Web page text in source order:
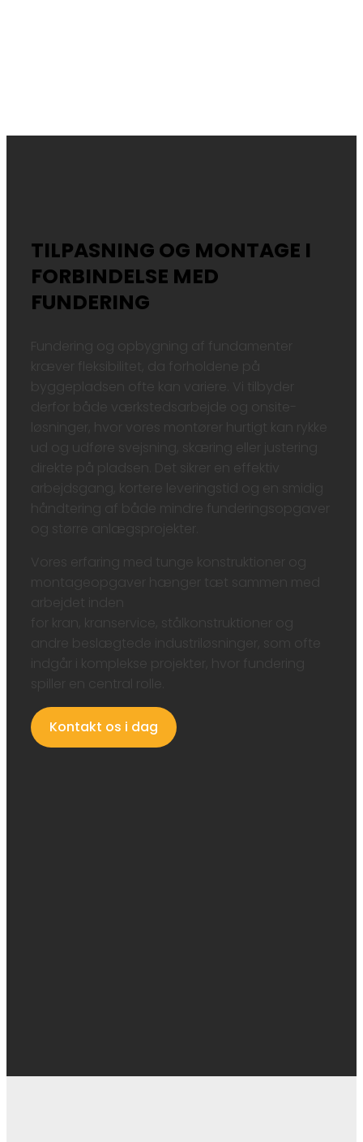
TILPASNING OG MONTAGE I
FORBINDELSE MED
FUNDERING
Fundering og opbygning af fundamenter
løsninger, hvor vores montører hurtigt kan rykke
ud og udføre svejsning, skæring eller justering
håndtering af både mindre funderingsopgaver
Vores erfaring med tunge konstruktioner og
for kran, kranservice, stålkonstruktioner og
andre beslægtede industriløsninger, som ofte
indgår i komplekse projekter, hvor fundering
Kontakt os i dag